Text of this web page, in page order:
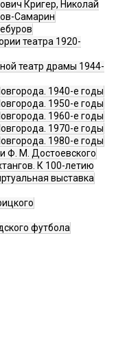
Кригер, Николай
Самарин
театра 1920-
театр драмы 1944-
1940-е годы
1950-е годы
1960-е годы
1970-е годы
1980-е годы
Ф. М. Достоевского
К 100-летию
выставка
футбола